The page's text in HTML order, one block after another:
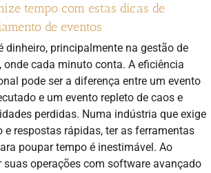
tempo com estas dicas de
de eventos
dinheiro, principalmente na gestão de
onde cada minuto conta. A eficiência
pode ser a diferença entre um evento
e um evento repleto de caos e
perdidas. Numa indústria que exige
e respostas rápidas, ter as ferramentas
poupar tempo é inestimável. Ao
suas operações com software avançado